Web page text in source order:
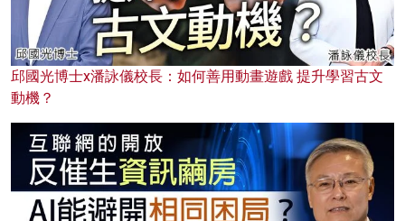
邱國光博士x潘詠儀校長：如何善用動畫遊戲 提升學習古文
動機？